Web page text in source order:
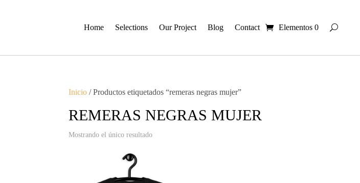
Home Selections Our Project Blog Contact Elementos 0
Inicio / Productos etiquetados “remeras negras mujer”
REMERAS NEGRAS MUJER
Mostrando el único resultado